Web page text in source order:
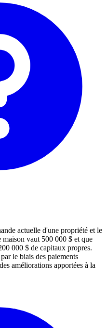
actuelle d'une propriété et le
vaut 500 000 $ et que
000 $ de capitaux propres.
le biais des paiements
améliorations apportées à la